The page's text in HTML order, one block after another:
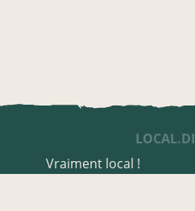
Vraiment local !